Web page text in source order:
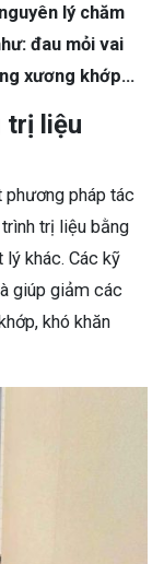
lý chăm
đau mỏi vai
xương khớp…
trị liệu
pháp tác
trị liệu bằng
khác. Các kỹ
giúp giảm các
khó khăn